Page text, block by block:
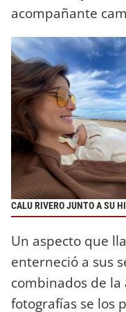
acompañante
CALU RIVERO JUNTO A SU
Un aspecto que
enterneció a sus
combinados de la
fotografías se los